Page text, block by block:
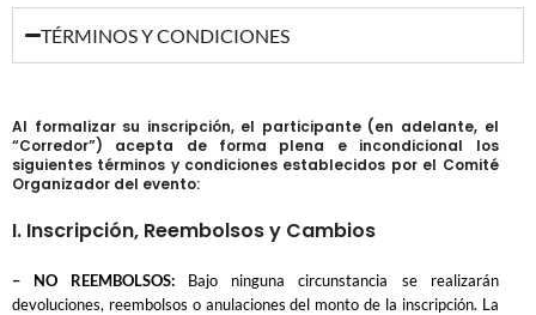
TÉRMINOS Y CONDICIONES
Al formalizar su inscripción, el participante (en adelante, el
“Corredor”) acepta de forma plena e incondicional los
siguientes términos y condiciones establecidos por el Comité
Organizador del evento:
I. Inscripción, Reembolsos y Cambios
– NO REEMBOLSOS: Bajo ninguna circunstancia se realizarán
devoluciones, reembolsos o anulaciones del monto de la inscripción. La